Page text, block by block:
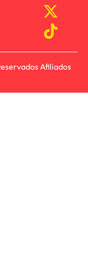
Afiliados